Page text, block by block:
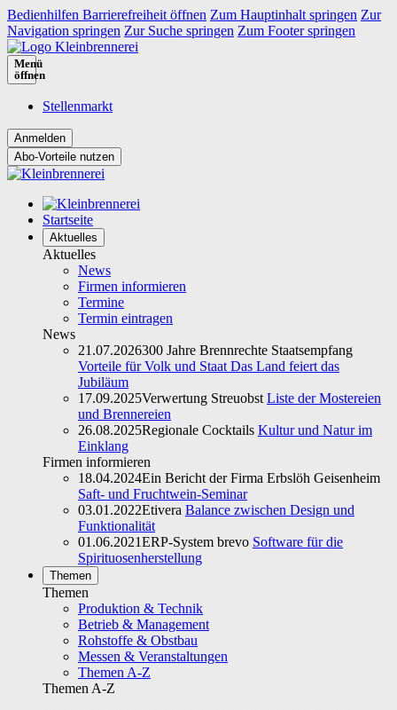
Bedienhilfen Barrierefreiheit öffnen Zum Hauptinhalt springen Zur
Navigation springen Zur Suche springen Zum Footer springen
Menü
öffnen
Stellenmarkt
Abo-Vorteile nutzen
Startseite
Aktuelles
Aktuelles
News
Firmen informieren
Termine
Termin eintragen
News
21.07.2026300 Jahre Brennrechte Staatsempfang
Vorteile für Volk und Staat Das Land feiert das
Jubiläum
17.09.2025Verwertung Streuobst Liste der Mostereien
und Brennereien
26.08.2025Regionale Cocktails Kultur und Natur im
Einklang
Firmen informieren
18.04.2024Ein Bericht der Firma Erbslöh Geisenheim
Saft- und Fruchtwein-Seminar
03.01.2022Etivera Balance zwischen Design und
Funktionalität
01.06.2021ERP-System brevo Software für die
Spirituosenherstellung
Themen
Themen
Produktion & Technik
Betrieb & Management
Rohstoffe & Obstbau
Messen & Veranstaltungen
Themen A-Z
Themen A-Z